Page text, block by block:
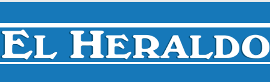
Skip
content